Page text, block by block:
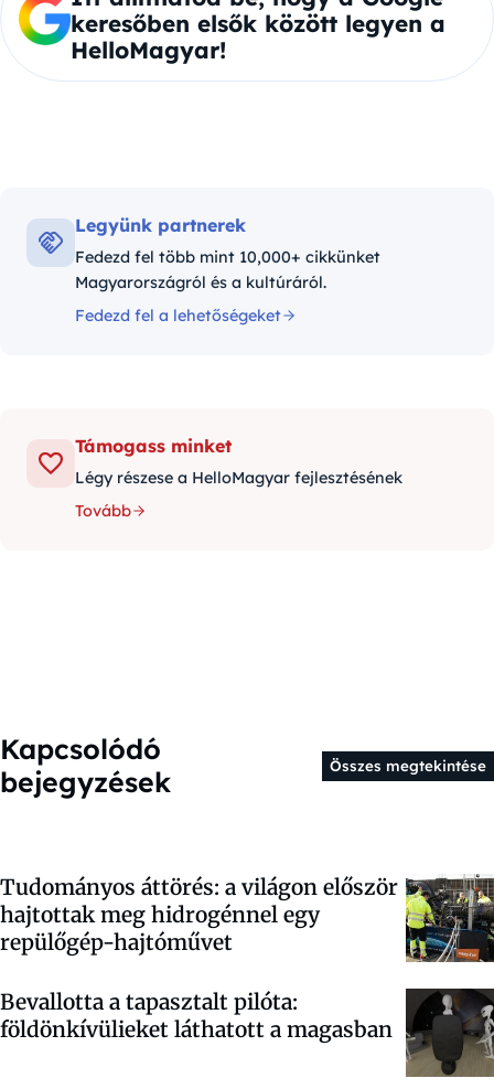
keresőben elsők között legyen a
HelloMagyar!
Legyünk partnerek
Fedezd fel több mint 10,000+ cikkünket
Magyarországról és a kultúráról.
Fedezd fel a lehetőségeket
Támogass minket
Légy részese a HelloMagyar fejlesztésének
Tovább
Kapcsolódó
bejegyzések
Összes megtekintése
Tudományos áttörés: a világon először
hajtottak meg hidrogénnel egy
repülőgép-hajtóművet
Bevallotta a tapasztalt pilóta:
földönkívülieket láthatott a magasban